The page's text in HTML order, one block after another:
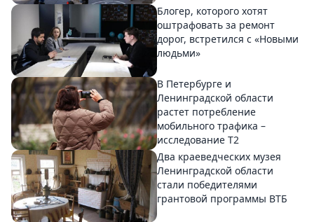
Блогер, которого хотят
оштрафовать за ремонт
дорог, встретился с «Новыми
людьми»
В Петербурге и
Ленинградской области
растет потребление
мобильного трафика –
исследование T2
Два краеведческих музея
Ленинградской области
стали победителями
грантовой программы ВТБ